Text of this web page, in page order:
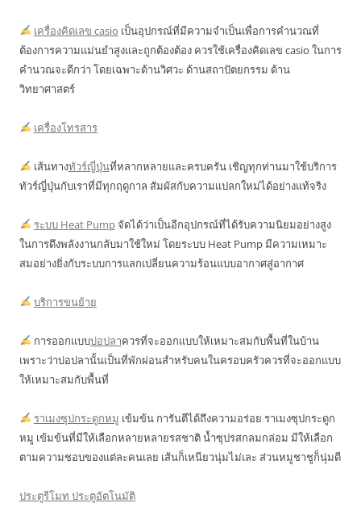
เครื่องคิดเลข casio เป็นอุปกรณ์ที่มีความจำเป็นเพื่อการคำนวณที่
ต้องการความแม่นยำสูงและถูกต้องต้อง ควรใช้เครื่องคิดเลข casio ในการ
คำนวณจะดีกว่า โดยเฉพาะด้านวิศวะ ด้านสถาปัตยกรรม ด้าน
วิทยาศาสตร์
เครื่องโทรสาร
เส้นทางทัวร์ญี่ปุ่นที่หลากหลายและครบครัน เชิญทุกท่านมาใช้บริการ
ทัวร์ญี่ปุ่นกับเราที่มีทุกฤดูกาล สัมผัสกับความแปลกใหม่ได้อย่างแท้จริง
ระบบ Heat Pumpจัดได้ว่าเป็นอีกอุปกรณ์ที่ได้รับความนิยมอย่างสูง
ในการดึงพลังงานกลับมาใช้ใหม่ โดยระบบ Heat Pump มีความเหมาะ
สมอย่างยิ่งกับระบบการแลกเปลี่ยนความร้อนแบบอากาศสู่อากาศ
บริการขนย้าย
การออกแบบบ่อปลาควรที่จะออกแบบให้เหมาะสมกับพื้นที่ในบ้าน
เพราะว่าบ่อปลานั้นเป็นที่พักผ่อนสำหรับคนในครอบครัวควรที่จะออกแบบ
ให้เหมาะสมกับพื้นที่
ราเมงซุปกระดูกหมู เข้มข้น การันตีได้ถึงความอร่อย ราเมงซุปกระดูก
หมู เข้มข้นที่มีให้เลือกหลายหลายรสชาติ น้ำซุปรสกลมกล่อม มีให้เลือก
ตามความชอบของแต่ละคนเลย เส้นก็เหนียวนุ่มไม่เละ ส่วนหมูชาชูก็นุ่มดี
ประตูรีโมท ประตูอัตโนมัติ